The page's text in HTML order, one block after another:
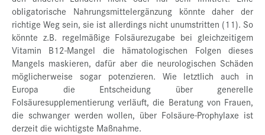
obligatorische Nahrungsmittelergänzung könnte daher der
richtige Weg sein, sie ist allerdings nicht unumstritten (11). So
könnte z.B. regelmäßige Folsäurezugabe bei gleichzeitigem
Vitamin B12-Mangel die hämatologischen Folgen dieses
Mangels maskieren, dafür aber die neurologischen Schäden
möglicherweise sogar potenzieren. Wie letztlich auch in
Europa die Entscheidung über generelle
Folsäuresupplementierung verläuft, die Beratung von Frauen,
die schwanger werden wollen, über Folsäure-Prophylaxe ist
derzeit die wichtigste Maßnahme.